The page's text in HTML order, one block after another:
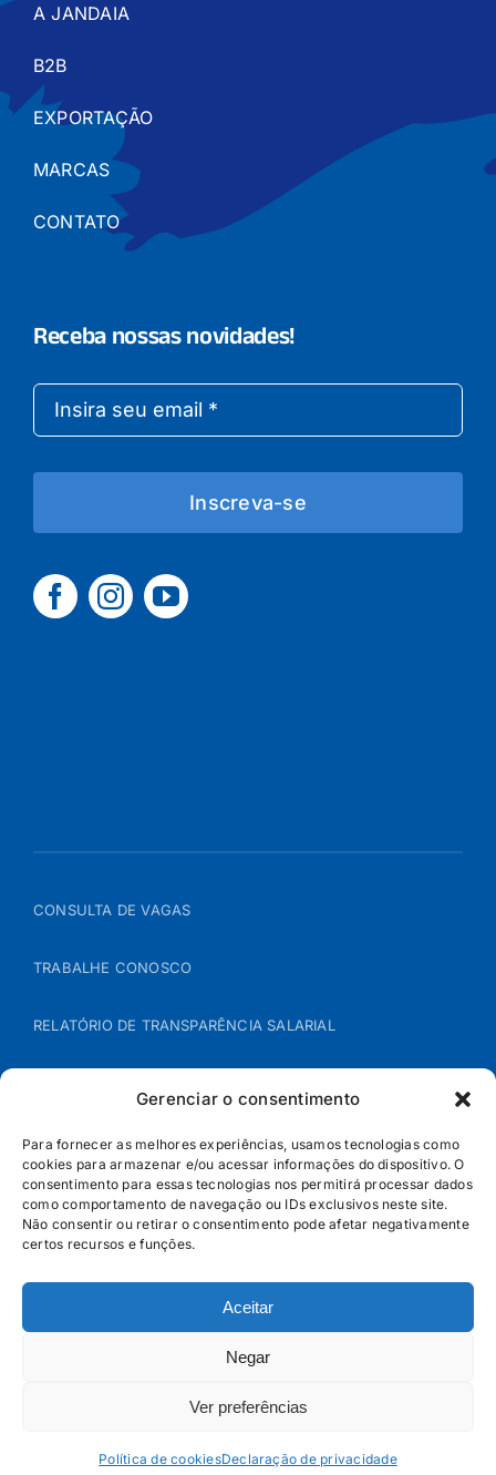
Gerenciar o consentimento
Para fornecer as melhores experiências, usamos tecnologias como
cookies para armazenar e/ou acessar informações do dispositivo. O
consentimento para essas tecnologias nos permitirá processar dados
como comportamento de navegação ou IDs exclusivos neste site.
Não consentir ou retirar o consentimento pode afetar negativamente
certos recursos e funções.
Aceitar
Negar
Ver preferências
Política de cookiesDeclaração de privacidade
A JANDAIA
B2B
EXPORTAÇÃO
MARCAS
CONTATO
Receba nossas novidades!
Inscreva-se
CONSULTA DE VAGAS
TRABALHE CONOSCO
RELATÓRIO DE TRANSPARÊNCIA SALARIAL
POLÍTICA DE COOKIES
POLÍTICA DE PRIVACIDADE
© Jandaia - 2026 · Todos os direitos reservados | SAC